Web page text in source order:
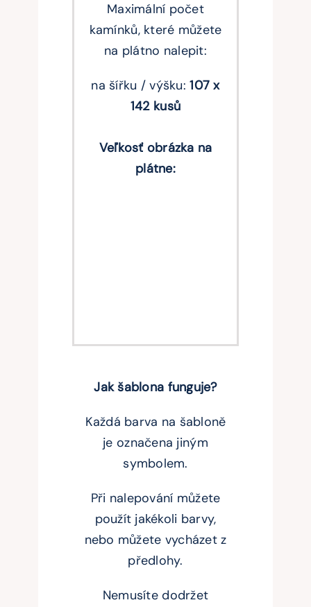
Maximální počet
kamínků, které můžete
na plátno nalepit:
na šířku / výšku:107 x
142 kusů
Veľkosť obrázka na
plátne:
Jak šablona funguje?
Každá barva na šabloně
je označena jiným
symbolem.
Při nalepování můžete
použít jakékoli barvy,
nebo můžete vycházet z
předlohy.
Nemusíte dodržet